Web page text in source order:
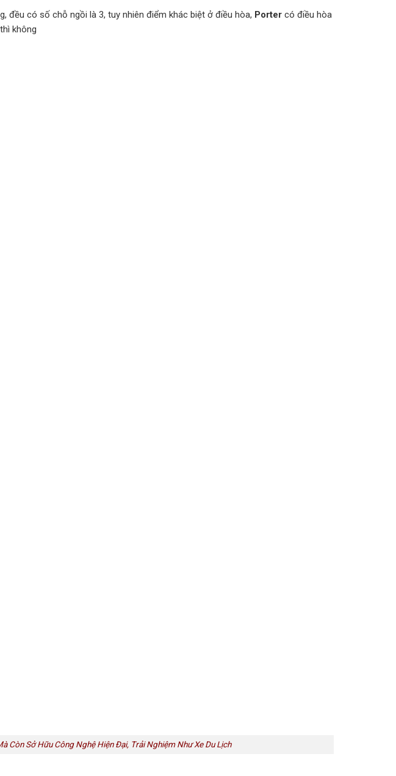
đều có số chỗ ngồi là 3, tuy nhiên điểm khác biệt ở điều hòa, Porter có điều hòa
thì không
Còn Sở Hữu Công Nghệ Hiện Đại, Trải Nghiệm Như Xe Du Lịch